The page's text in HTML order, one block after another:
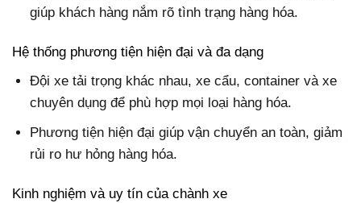
giúp khách hàng nắm rõ tình trạng hàng hóa.
Hệ thống phương tiện hiện đại và đa dạng
Đội xe tải trọng khác nhau, xe cẩu, container và xe
chuyên dụng để phù hợp mọi loại hàng hóa.
Phương tiện hiện đại giúp vận chuyển an toàn, giảm
rủi ro hư hỏng hàng hóa.
Kinh nghiệm và uy tín của chành xe